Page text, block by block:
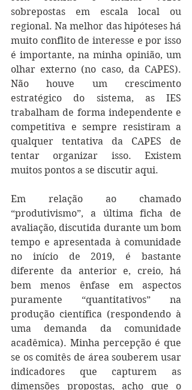
sobrepostas em escala local ou
regional. Na melhor das hipóteses há
muito conflito de interesse e por isso
é importante, na minha opinião, um
olhar externo (no caso, da CAPES).
Não houve um crescimento
estratégico do sistema, as IES
trabalham de forma independente e
competitiva e sempre resistiram a
qualquer tentativa da CAPES de
tentar organizar isso. Existem
muitos pontos a se discutir aqui.
Em relação ao chamado
“produtivismo”, a última ficha de
avaliação, discutida durante um bom
tempo e apresentada à comunidade
no início de 2019, é bastante
diferente da anterior e, creio, há
bem menos ênfase em aspectos
puramente “quantitativos” na
produção científica (respondendo à
uma demanda da comunidade
acadêmica). Minha percepção é que
se os comitês de área souberem usar
indicadores que capturem as
dimensões propostas, acho que o